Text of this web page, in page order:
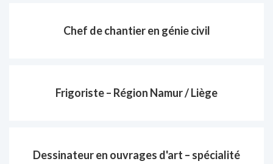
Chef de chantier en génie civil
Frigoriste – Région Namur / Liège
Dessinateur en ouvrages d'art – spécialité